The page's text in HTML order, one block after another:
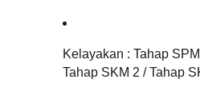
Kelayakan : Tahap
Tahap SKM 2 / Tahap